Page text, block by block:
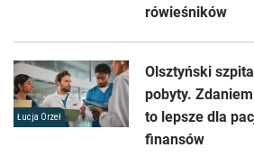
rówieśników
Łucja Orzeł
Olsztyński
pobyty.
to lepsze dla
finansów